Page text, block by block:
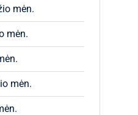
mėn.
mėn.
mėn.